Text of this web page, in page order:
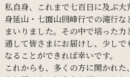
私自身、
これまで七百日に及ぶ大
身延山・ 七面山回峰行での滝行な
まいりました。 その中で培った力
通して皆さまにお届けし、 少しで
なる ことができれば幸いです。
これからも、 多くの方に開かれた、